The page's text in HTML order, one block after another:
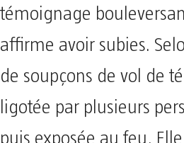
témoignage
affirme avoir subies.
de soupçons de vol de
ligotée par plusieurs
puis exposée au feu.